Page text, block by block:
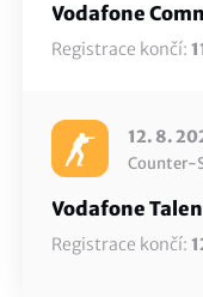
Vodafone
Registrace končí:
12. 8.
Counter-
Vodafone
Registrace končí: